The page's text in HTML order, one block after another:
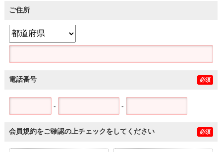
ご住所
電話番号 必須
- -
会員規約をご確認の上チェックをしてください 必須